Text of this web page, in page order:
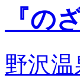
『の
野沢温